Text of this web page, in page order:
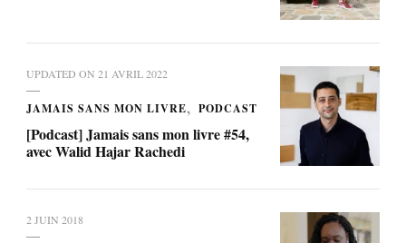
UPDATED ON 21 AVRIL 2022
JAMAIS SANS MON LIVRE PODCAST
[Podcast] Jamais sans mon livre #54,
avec Walid Hajar Rachedi
2 JUIN 2018